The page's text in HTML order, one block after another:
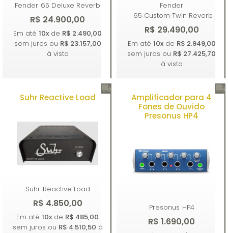
Fender 65 Deluxe Reverb
R$ 24.900,00
Comprar
Em até 10x de R$ 2.490,00
sem juros ou R$ 23.157,00
à vista
Fender
65 Custom Twin Reverb
R$ 29.490,00
Comprar
Em até 10xde R$ 2.949,00
sem juros ou R$ 27.425,70
à vista
Suhr Reactive Load
Suhr Reactive Load
R$ 4.850,00
Em até 10x de R$ 485,00
sem juros ou R$ 4.510,50 à
Amplificador para 4
Fones de Ouvido
Presonus HP4
Presonus HP4
R$ 1.690,00